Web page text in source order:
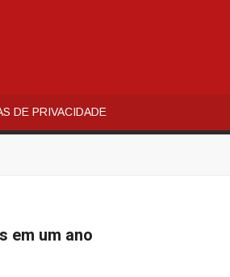
DE PRIVACIDADE
em um ano